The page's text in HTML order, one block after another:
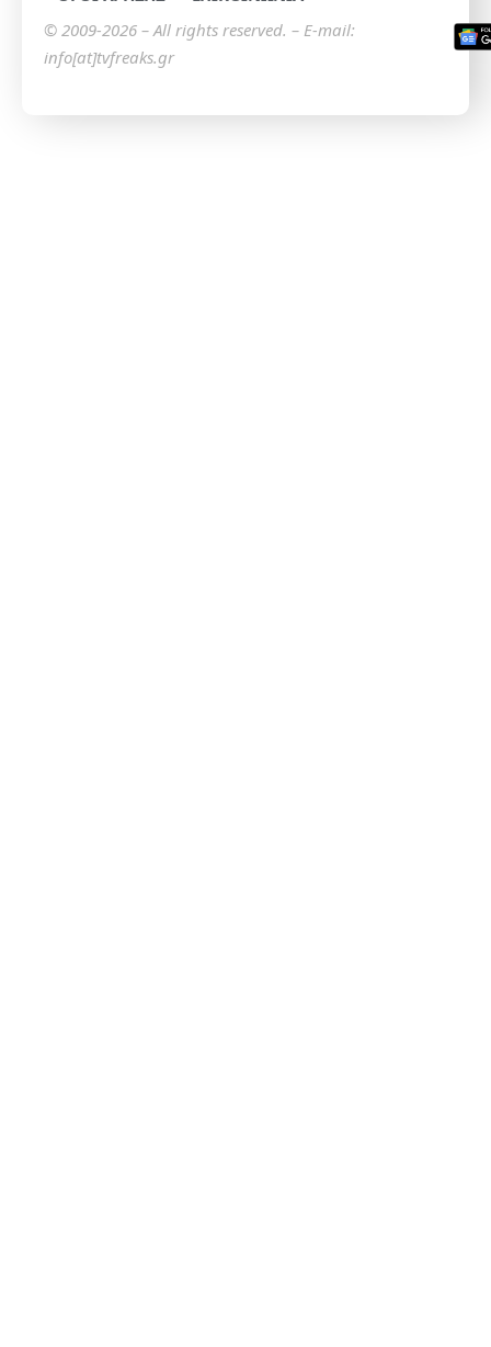
© 2009-2026 – All rights reserved. – E-mail:
info[at]tvfreaks.gr